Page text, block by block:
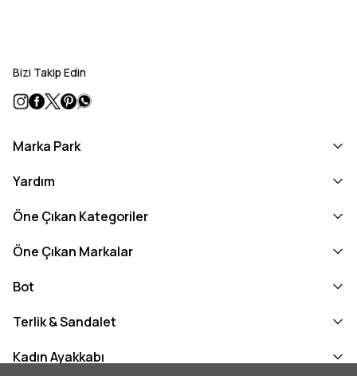
Bizi Takip Edin
Marka Park
Yardım
Öne Çıkan Kategoriler
Öne Çıkan Markalar
Bot
Terlik & Sandalet
Kadın Ayakkabı